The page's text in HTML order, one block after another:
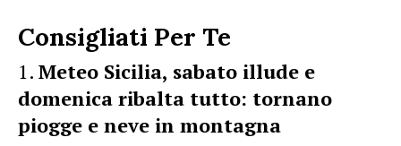
Consigliati Per Te
Meteo Sicilia, sabato illude e
domenica ribalta tutto: tornano
piogge e neve in montagna